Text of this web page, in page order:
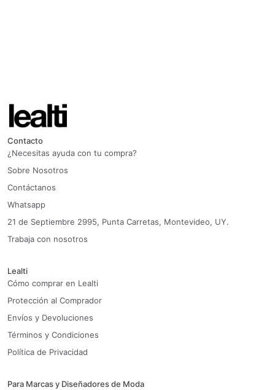
Contacto
¿Necesitas ayuda con tu compra?
Sobre Nosotros
Contáctanos
Whatsapp
21 de Septiembre 2995, Punta Carretas, Montevideo, UY.
Trabaja con nosotros
Lealti
Cómo comprar en Lealti
Protección al Comprador
Envíos y Devoluciones
Términos y Condiciones
Política de Privacidad
Para Marcas y Diseñadores de Moda